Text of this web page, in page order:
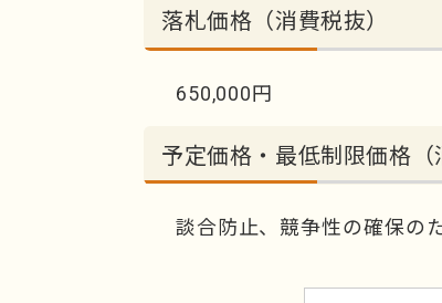
落札価格（消費税抜）
650,000円
予定価格・最低制限価格
談合防止、競争性の確保の